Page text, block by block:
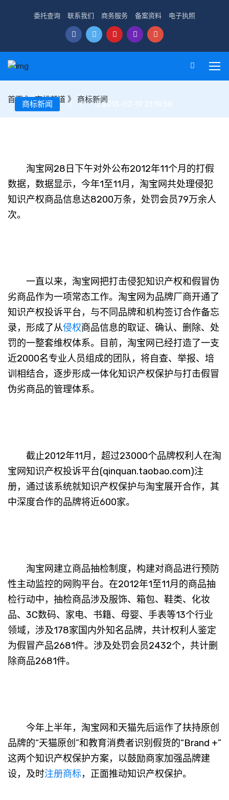
委托查询 联系我们 商务服务 备案资料 电子执照
首页》商标频道 》 商标新闻
商标新闻 2013-02-19 21:18:58
淘宝网28日下午对外公布2012年11个月的打假
数据，数据显示，今年1至11月，淘宝网共处理侵犯
知识产权商品信息达8200万条，处罚会员79万余人
次。
一直以来，淘宝网把打击侵犯知识产权和假冒伪
劣商品作为一项常态工作。淘宝网为品牌厂商开通了
知识产权投诉平台，与不同品牌和机构签订合作备忘
录，形成了从侵权商品信息的取证、确认、删除、处
罚的一整套维权体系。目前，淘宝网已经打造了一支
近2000名专业人员组成的团队，将自查、举报、培
训相结合，逐步形成一体化知识产权保护与打击假冒
伪劣商品的管理体系。
截止2012年11月，超过23000个品牌权利人在淘
宝网知识产权投诉平台(qinquan.taobao.com)注
册，通过该系统就知识产权保护与淘宝展开合作，其
中深度合作的品牌将近600家。
淘宝网建立商品抽检制度，构建对商品进行预防
性主动监控的网购平台。在2012年1至11月的商品抽
检行动中，抽检商品涉及服饰、箱包、鞋类、化妆
品、3C数码、家电、书籍、母婴、手表等13个行业
领域，涉及178家国内外知名品牌，共计权利人鉴定
为假冒产品2681件。涉及处罚会员2432个，共计删
除商品2681件。
今年上半年，淘宝网和天猫先后运作了扶持原创
品牌的“天猫原创”和教育消费者识别假货的“Brand +”
这两个知识产权保护方案，以鼓励商家加强品牌建
设，及时注册商标，正面推动知识产权保护。